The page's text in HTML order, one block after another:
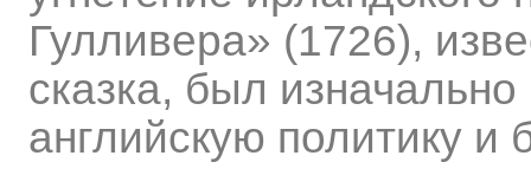
Гулливера» (1726),
сказка, был
английскую политику и